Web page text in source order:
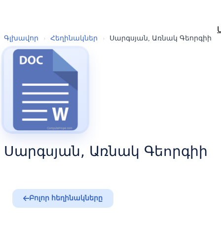
Գլխավոր › Հեղինակներ › Սարգսյան, Առնակ Գեորգիի
Սարգսյան, Առնակ Գեորգիի
Բոլոր հեղինակները